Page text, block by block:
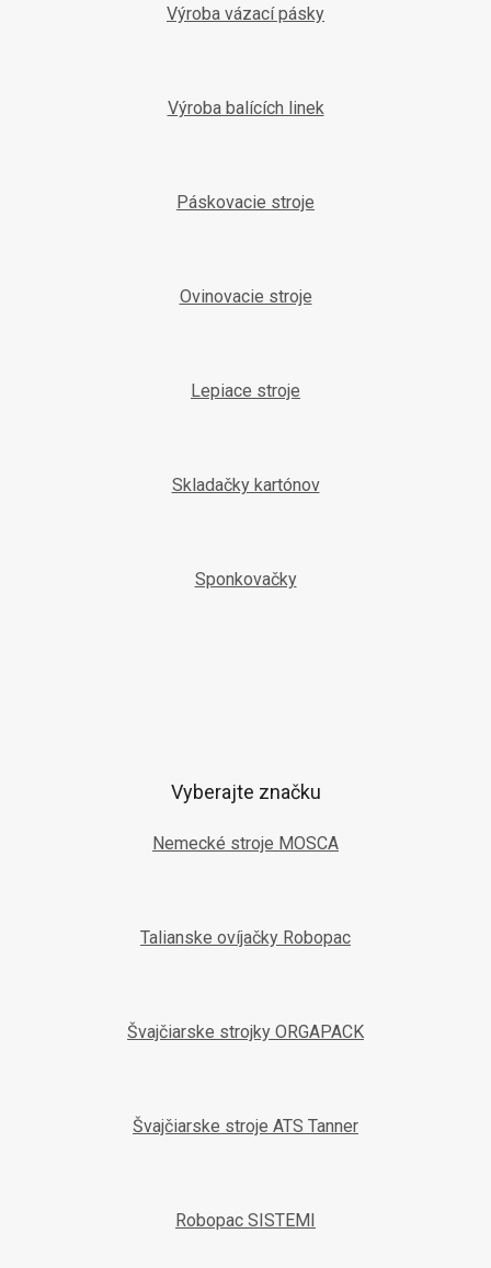
Výroba vázací pásky
Výroba balících linek
Páskovacie stroje
Ovinovacie stroje
Lepiace stroje
Skladačky kartónov
Sponkovačky
Vyberajte značku
Nemecké stroje MOSCA
Talianske ovíjačky Robopac
Švajčiarske strojky ORGAPACK
Švajčiarske stroje ATS Tanner
Robopac SISTEMI